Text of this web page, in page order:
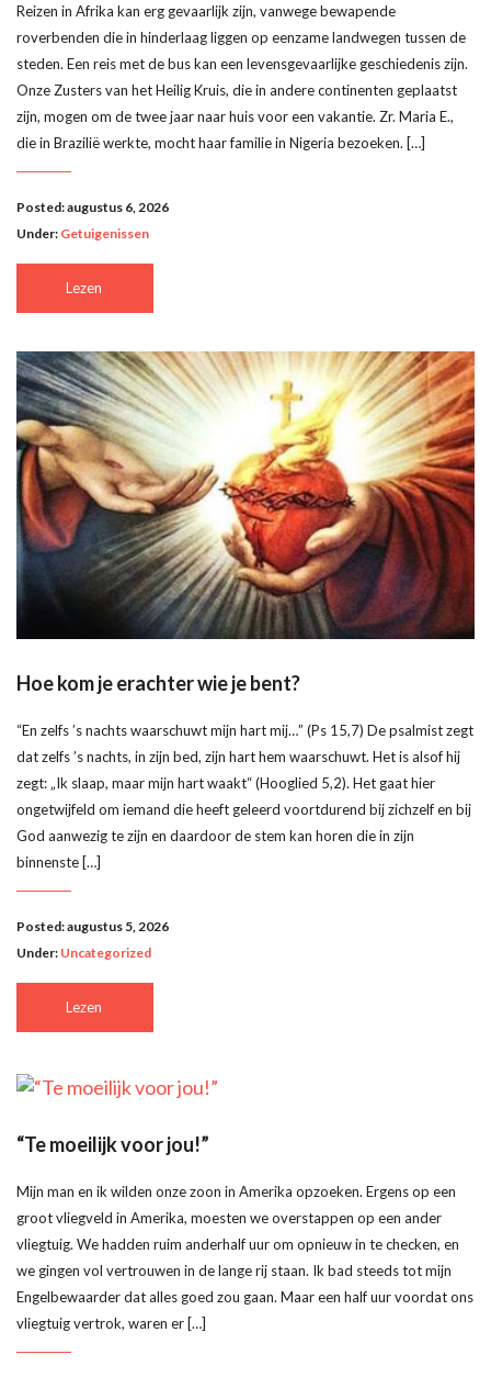
Reizen in Afrika kan erg gevaarlijk zijn, vanwege bewapende
roverbenden die in hinderlaag liggen op eenzame landwegen tussen de
steden. Een reis met de bus kan een levensgevaarlijke geschiedenis zijn.
Onze Zusters van het Heilig Kruis, die in andere continenten geplaatst
zijn, mogen om de twee jaar naar huis voor een vakantie. Zr. Maria E.,
die in Brazilië werkte, mocht haar familie in Nigeria bezoeken. […]
Posted: augustus 6, 2026
Under: Getuigenissen
Lezen
Hoe kom je erachter wie je bent?
“En zelfs ’s nachts waarschuwt mijn hart mij…” (Ps 15,7) De psalmist zegt
dat zelfs ’s nachts, in zijn bed, zijn hart hem waarschuwt. Het is alsof hij
zegt: „Ik slaap, maar mijn hart waakt“ (Hooglied 5,2). Het gaat hier
ongetwijfeld om iemand die heeft geleerd voortdurend bij zichzelf en bij
God aanwezig te zijn en daardoor de stem kan horen die in zijn
binnenste […]
Posted: augustus 5, 2026
Under: Uncategorized
Lezen
“Te moeilijk voor jou!”
Mijn man en ik wilden onze zoon in Amerika opzoeken. Ergens op een
groot vliegveld in Amerika, moesten we overstappen op een ander
vliegtuig. We hadden ruim anderhalf uur om opnieuw in te checken, en
we gingen vol vertrouwen in de lange rij staan. Ik bad steeds tot mijn
Engelbewaarder dat alles goed zou gaan. Maar een half uur voordat ons
vliegtuig vertrok, waren er […]